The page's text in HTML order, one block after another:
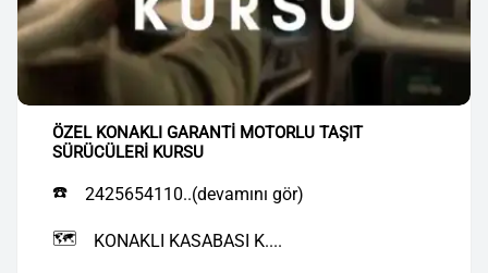
ÖZEL KONAKLI GARANTİ MOTORLU TAŞIT
SÜRÜCÜLERİ KURSU
☎️ 2425654110..(devamını gör)
🗺️ KONAKLI KASABASI K....